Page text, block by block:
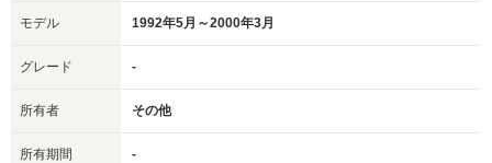
モデル 1992年5月～2000年3月
グレード -
所有者 その他
所有期間 -